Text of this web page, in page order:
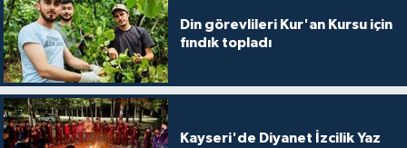
Din görevlileri Kur'an Kursu için
fındık topladı
Kayseri'de Diyanet İzcilik Yaz